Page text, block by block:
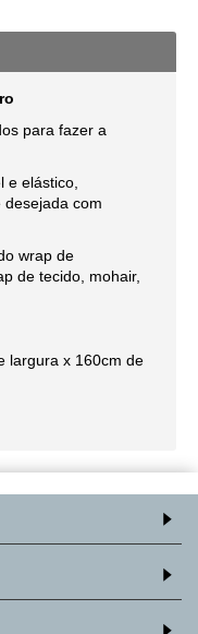
para fazer a
e elástico,
desejada com
wrap de
de tecido, mohair,
largura x 160cm de